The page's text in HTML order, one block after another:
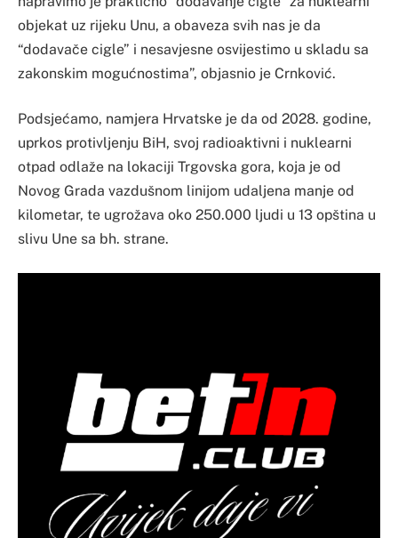
objekat uz rijeku Unu, a obaveza svih nas je da
“dodavače cigle” i nesavjesne osvijestimo u skladu sa
zakonskim mogućnostima”, objasnio je Crnković.
Podsjećamo, namjera Hrvatske je da od 2028. godine,
uprkos protivljenju BiH, svoj radioaktivni i nuklearni
otpad odlaže na lokaciji Trgovska gora, koja je od
Novog Grada vazdušnom linijom udaljena manje od
kilometar, te ugrožava oko 250.000 ljudi u 13 opština u
slivu Une sa bh. strane.